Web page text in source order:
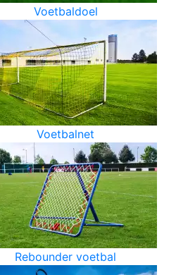
Voetbaldoel
Voetbalnet
Rebounder voetbal